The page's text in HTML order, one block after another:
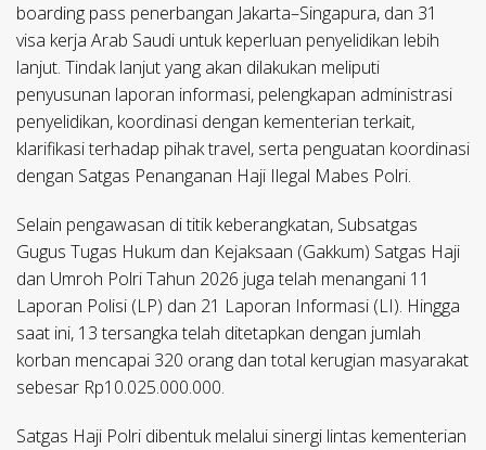
boarding pass penerbangan Jakarta–Singapura, dan 31
visa kerja Arab Saudi untuk keperluan penyelidikan lebih
lanjut. Tindak lanjut yang akan dilakukan meliputi
penyusunan laporan informasi, pelengkapan administrasi
penyelidikan, koordinasi dengan kementerian terkait,
klarifikasi terhadap pihak travel, serta penguatan koordinasi
dengan Satgas Penanganan Haji Ilegal Mabes Polri.
Selain pengawasan di titik keberangkatan, Subsatgas
Gugus Tugas Hukum dan Kejaksaan (Gakkum) Satgas Haji
dan Umroh Polri Tahun 2026 juga telah menangani 11
Laporan Polisi (LP) dan 21 Laporan Informasi (LI). Hingga
saat ini, 13 tersangka telah ditetapkan dengan jumlah
korban mencapai 320 orang dan total kerugian masyarakat
sebesar Rp10.025.000.000.
Satgas Haji Polri dibentuk melalui sinergi lintas kementerian